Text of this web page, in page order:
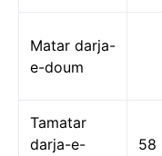
Matar darja-
e-doum
Tamatar
darja-e-
58